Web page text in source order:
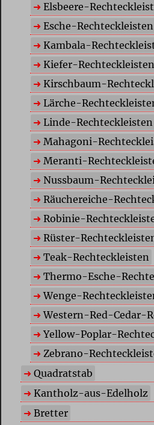
Elsbeere-
Esche-Rechteckleisten
Kambala-
Kiefer-Rechteckleisten
Kirschbaum-
Lärche-
Linde-Rechteckleisten
Mahagoni-
Meranti-
Nussbaum-
Räuchereiche-
Robinie-
Rüster-
Teak-Rechteckleisten
Thermo-Esche-
Wenge-
Western-Red-Cedar-
Yellow-Poplar-
Zebrano-
Quadratstab
Kantholz-aus-Edelholz
Bretter